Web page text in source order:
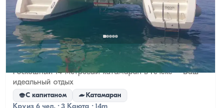
Гёчек, Muğla Новая лодка
Роскошный 14-метровый катамаран в Гёчеке – Ваш
идеальный отдых
С капитаном Катамаран